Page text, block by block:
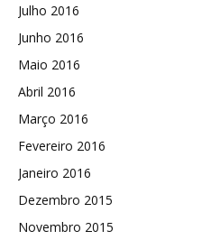
Julho 2016
Junho 2016
Maio 2016
Abril 2016
Março 2016
Fevereiro 2016
Janeiro 2016
Dezembro 2015
Novembro 2015